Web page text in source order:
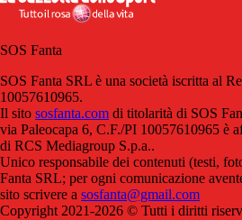
SOS Fanta
SOS Fanta SRL è una società iscritta al
10057610965.
Il sito sosfanta.com di titolarità di SOS
via Paleocapa 6, C.F./PI 10057610965 è
di RCS Mediagroup S.p.a..
Unico responsabile dei contenuti (testi,
Fanta SRL; per ogni comunicazione
sito scrivere a sosfanta@gmail.com
Copyright 2021-2026 © Tutti i diritti